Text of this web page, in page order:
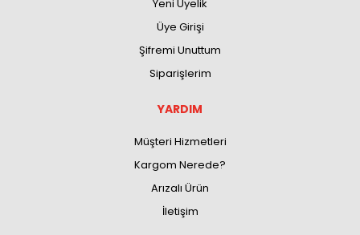
Yeni Üyelik
Üye Girişi
Şifremi Unuttum
Siparişlerim
YARDIM
Müşteri Hizmetleri
Kargom Nerede?
Arızalı Ürün
İletişim